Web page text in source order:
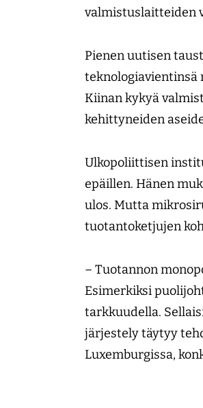
valmistuslaitteiden
Pienen uutisen
teknologiavientinsä
Kiinan kykyä
kehittyneiden
Ulkopoliittisen
epäillen. Hänen
ulos. Mutta
tuotantoketjujen
– Tuotannon
Esimerkiksi
tarkkuudella.
järjestely täytyy
Luxemburgissa,